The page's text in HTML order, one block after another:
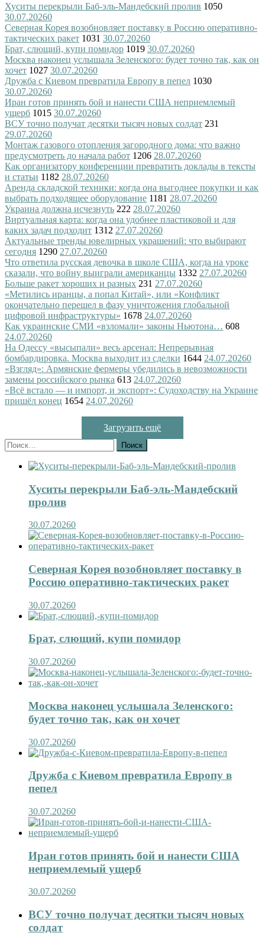
Хуситы перекрыли Баб-эль-Мандебский пролив 1050
30.07.20260
Северная Корея возобновляет поставку в Россию оперативно-
тактических ракет 1031 30.07.20260
Брат, слющий, купи помидор 1019 30.07.20260
Москва наконец услышала Зеленского: будет точно так, как он
хочет 1027 30.07.20260
Дружба с Киевом превратила Европу в пепел 1030
30.07.20260
Иран готов принять бой и нанести США неприемлемый
ущерб 1015 30.07.20260
ВСУ точно получат десятки тысяч новых солдат 231
29.07.20260
Монтаж газового отопления загородного дома: что важно
предусмотреть до начала работ 1206 28.07.20260
Как организатору конференции превратить доклады в тексты
и статьи 1182 28.07.20260
Аренда складской техники: когда она выгоднее покупки и как
выбрать подходящее оборудование 1181 28.07.20260
Украина должна исчезнуть 222 28.07.20260
Виртуальная карта: когда она удобнее пластиковой и для
каких задач подходит 1312 27.07.20260
Актуальные тренды ювелирных украшений: что выбирают
сегодня 1290 27.07.20260
Что ответила русская девочка в школе США, когда на уроке
сказали, что войну выиграли американцы 1332 27.07.20260
Больше ракет хороших и разных 231 27.07.20260
«Метились иранцы, а попал Китай», или «Конфликт
окончательно перешел в фазу уничтожения глобальной
цифровой инфраструктуры» 1678 24.07.20260
Как украинские СМИ «взломали» законы Ньютона… 608
24.07.20260
На Одессу «высыпали» весь арсенал: Непрерывная
бомбардировка. Москва выходит из сделки 1644 24.07.20260
«Взгляд»: Армянские фермеры убедились в невозможности
замены российского рынка 613 24.07.20260
«Всё встало — и импорт, и экспорт»: Судоходству на Украине
пришёл конец 1654 24.07.20260
Загрузить ещё
Найти:
Хуситы перекрыли Баб-эль-Мандебский
пролив
30.07.20260
Северная Корея возобновляет поставку в
Россию оперативно-тактических ракет
30.07.20260
Брат, слющий, купи помидор
30.07.20260
Москва наконец услышала Зеленского:
будет точно так, как он хочет
30.07.20260
Дружба с Киевом превратила Европу в
пепел
30.07.20260
Иран готов принять бой и нанести США
неприемлемый ущерб
30.07.20260
ВСУ точно получат десятки тысяч новых
солдат